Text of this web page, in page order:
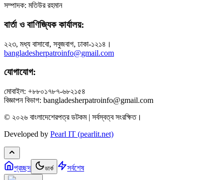
সম্পাদক: মতিউর রহমান
বার্তা ও বাণিজ্যিক কার্যালয়:
২২৩, মধ্য বাসাবো, সবুজবাগ, ঢাকা-১২১৪।
bangladesherpatroinfo@gmail.com
যোগাযোগ:
মোবাইল: +৮৮০১৭৮৭-৬৮২১৫৪
বিজ্ঞাপন বিভাগ: bangladesherpatroinfo@gmail.com
© ২০২৬ বাংলাদেশেরপত্র ডটকম | সর্বস্বত্ব সংরক্ষিত।
Developed by Pearl IT (pearlit.net)
প্রচ্ছদ ডার্ক সর্বশেষ